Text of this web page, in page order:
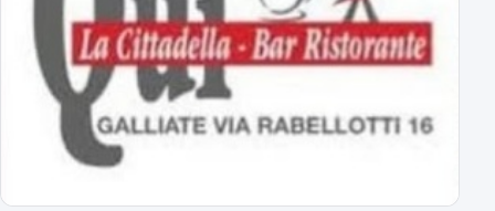
Sampdoria-Novara: le formazioni ufficiali!
Assenti Da Graca e Lanini per affaticamento
Primavera: il calendario completo
tutti gli impegni degli azzurrini
Novara: ecco gli orari delle prime 8 giornate